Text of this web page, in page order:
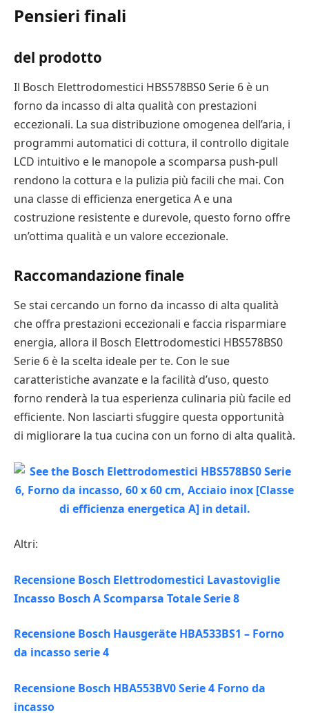
Pensieri finali
del prodotto
Il Bosch Elettrodomestici HBS578BS0 Serie 6 è un
forno da incasso di alta qualità con prestazioni
eccezionali. La sua distribuzione omogenea dell’aria, i
programmi automatici di cottura, il controllo digitale
LCD intuitivo e le manopole a scomparsa push-pull
rendono la cottura e la pulizia più facili che mai. Con
una classe di efficienza energetica A e una
costruzione resistente e durevole, questo forno offre
un’ottima qualità e un valore eccezionale.
Raccomandazione finale
Se stai cercando un forno da incasso di alta qualità
che offra prestazioni eccezionali e faccia risparmiare
energia, allora il Bosch Elettrodomestici HBS578BS0
Serie 6 è la scelta ideale per te. Con le sue
caratteristiche avanzate e la facilità d’uso, questo
forno renderà la tua esperienza culinaria più facile ed
efficiente. Non lasciarti sfuggire questa opportunità
di migliorare la tua cucina con un forno di alta qualità.
Altri:
Recensione Bosch Elettrodomestici Lavastoviglie
Incasso Bosch A Scomparsa Totale Serie 8
Recensione Bosch Hausgeräte HBA533BS1 – Forno
da incasso serie 4
Recensione Bosch HBA553BV0 Serie 4 Forno da
incasso